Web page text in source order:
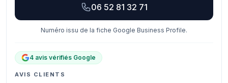
06 52 81 32 71
Numéro issu de la fiche Google Business Profile.
4 avis vérifiés Google
AVIS CLIENTS